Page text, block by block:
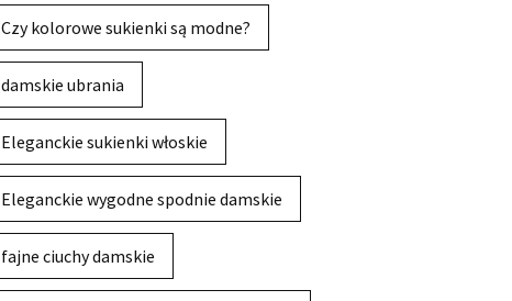
Czy kolorowe sukienki są modne?
damskie ubrania
Eleganckie sukienki włoskie
Eleganckie wygodne spodnie damskie
fajne ciuchy damskie